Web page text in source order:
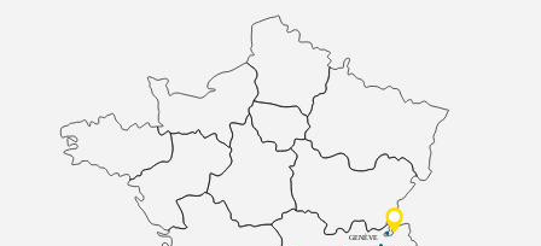
GENÈVE